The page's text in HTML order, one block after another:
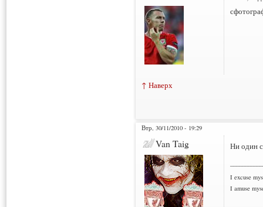
↑ Наверх
Втр, 30/11/2010 - 19:29
Van Taig Ни один
I excuse
I amuse